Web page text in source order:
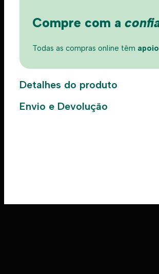
Compre com a
Todas as compras online têm
Detalhes do produto
Envio e Devolução